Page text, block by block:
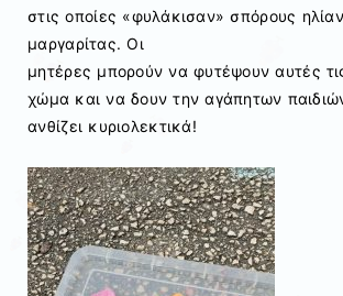
στις οποίες «φυλάκισαν» σπόρους
μαργαρίτας. Οι
μητέρες μπορούν να φυτέψουν αυτές
χώμα και να δουν την αγάπητων
ανθίζει κυριολεκτικά!